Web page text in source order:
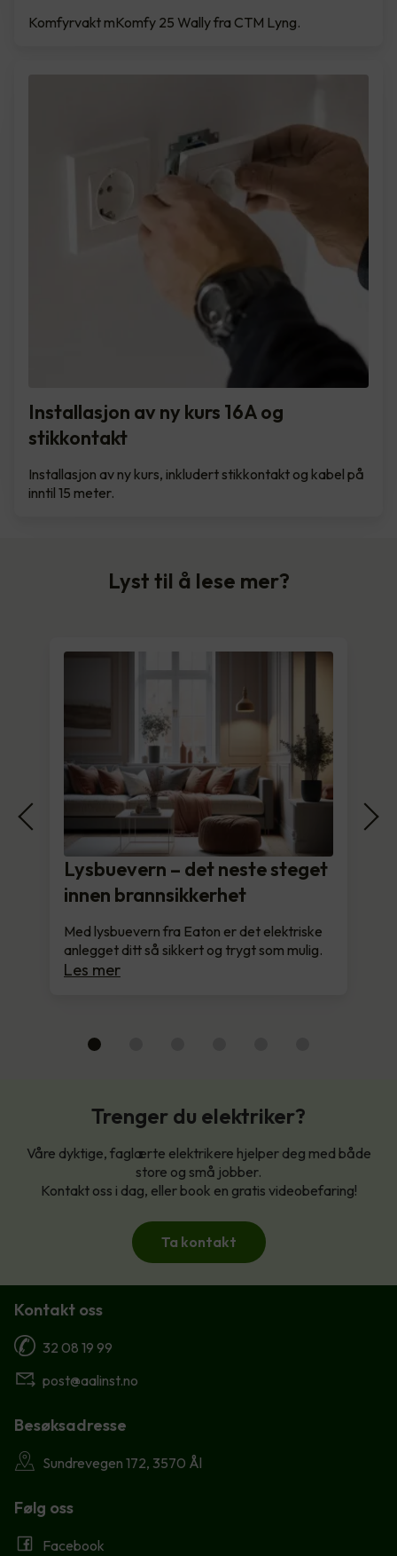
Komfyrvakt mKomfy 25 Wally fra CTM Lyng.
Installasjon av ny kurs 16A og
stikkontakt
Installasjon av ny kurs, inkludert stikkontakt og kabel på
inntil 15 meter.
Lyst til å lese mer?
Lysbuevern – det neste steget
innen brannsikkerhet
Med lysbuevern fra Eaton er det elektriske
anlegget ditt så sikkert og trygt som mulig.
Les mer
Trenger du elektriker?
Våre dyktige, faglærte elektrikere hjelper deg med både
store og små jobber.
Kontakt oss i dag, eller book en gratis videobefaring!
Ta kontakt
Kontakt oss
32 08 19 99
post@aalinst.no
Besøksadresse
Sundrevegen 172, 3570 Ål
Følg oss
Facebook